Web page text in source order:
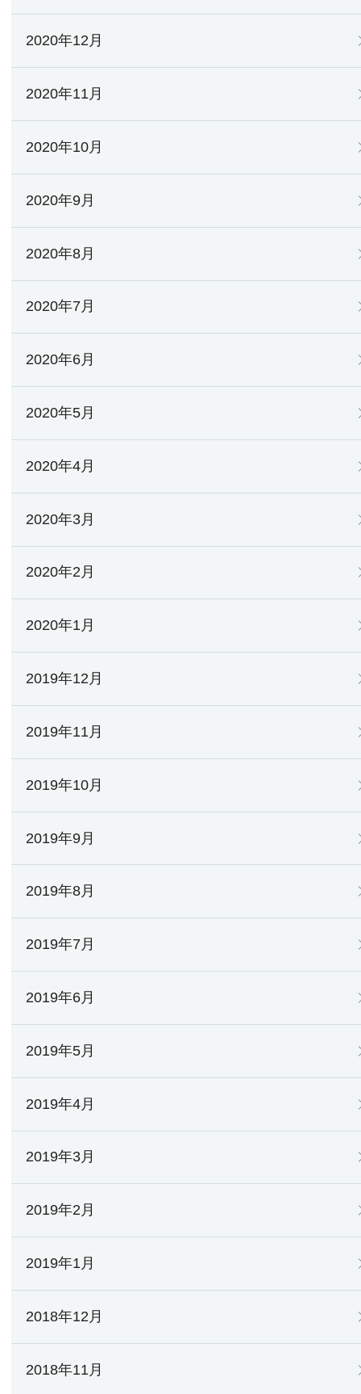
2020年12月
2020年11月
2020年10月
2020年9月
2020年8月
2020年7月
2020年6月
2020年5月
2020年4月
2020年3月
2020年2月
2020年1月
2019年12月
2019年11月
2019年10月
2019年9月
2019年8月
2019年7月
2019年6月
2019年5月
2019年4月
2019年3月
2019年2月
2019年1月
2018年12月
2018年11月